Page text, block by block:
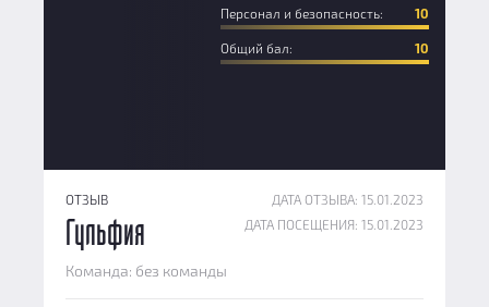
Персонал и безопасность: 10
Общий бал: 10
ОТЗЫВ
ДАТА ОТЗЫВА: 15.01.2023
ДАТА ПОСЕЩЕНИЯ: 15.01.2023
Гульфия
Команда: без команды